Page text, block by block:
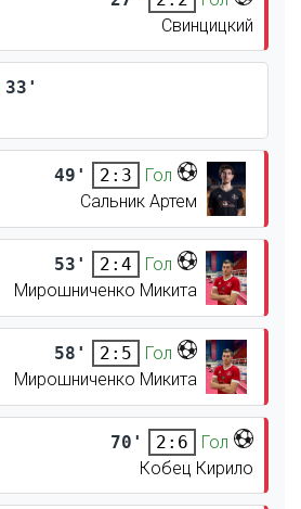
Свинцицкий
33'
49' 2:3
Гол
Сальник Артем
53' 2:4
Гол
Мирошниченко Микита
58' 2:5
Гол
Мирошниченко Микита
70' 2:6
Гол
Кобец Кирило